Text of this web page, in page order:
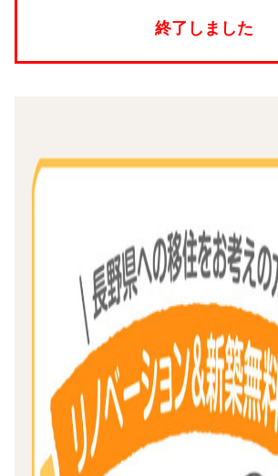
終了しました